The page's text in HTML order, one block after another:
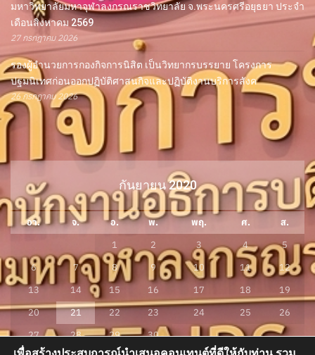
มหาวิทยาลัยมหาจุฬาลงกรณราชวิทยาลัย จ.พระนครศรีอยุธยา ประจำ
เดือนสิงหาคม 2569
27 กรกฎาคม 2026
รองผู้อำนวยการกองกิจการนิสิต เป็นวิทยากรบรรยาย โครงการ
ปฐมนิเทศก่อนออกปฏิบัติศาสนกิจและปฏิบัติงานบริการสังค
26 กรกฎาคม 2026
กันยายน 2020
อา. จ. อ. พ. พฤ. ศ.
ส.
1
2 3 4
5
6
7 8 9 10 11
12
13
14 15 16 17 18
19
20
21 22 23 24 25
26
27
28 29
30